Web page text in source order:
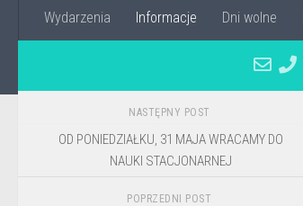
Wydarzenia Informacje Dni wolne
NASTĘPNY POST
OD PONIEDZIAŁKU, 31 MAJA WRACAMY DO
NAUKI STACJONARNEJ
POPRZEDNI POST